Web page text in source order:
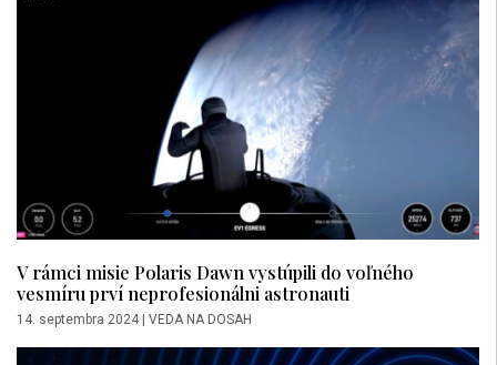
V rámci misie Polaris Dawn vystúpili do voľného
vesmíru prví neprofesionálni astronauti
14. septembra 2024 VEDA NA DOSAH